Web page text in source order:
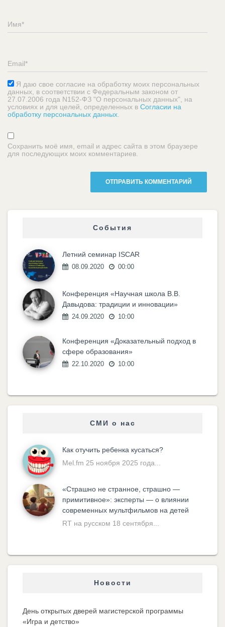
Я даю свое согласие на обработку моих персональных
данных, в соответствии с Федеральным законом от
27.07.2006 года N152-ФЗ "О персональных данных", на
условиях и для целей, определенных в Согласии на
обработку персональных данных
Сохранить моё имя, email и адрес сайта в этом браузере
для последующих моих комментариев.
События
Летний семинар ISCAR
08.09.2020 00:00
Конференция «Научная школа В.В.
Давыдова: традиции и инновации»
24.09.2020 10:00
Конференция «Доказательный подход в
сфере образования»
22.10.2020 10:00
СМИ о нас
Как отучить ребенка кусаться?
Mel.fm 25 ноября 2025 года...
«Cтрашно не странное, страшно —
примитивное»: эксперты — о влиянии
современных мультфильмов на детей
RT на русском 18 сентября...
Новости
День открытых дверей магистерской программы
«Игра и детство»